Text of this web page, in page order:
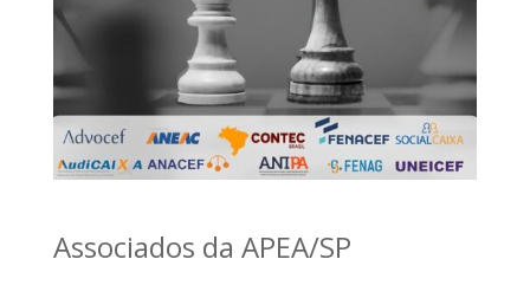
Associados da APEA/SP